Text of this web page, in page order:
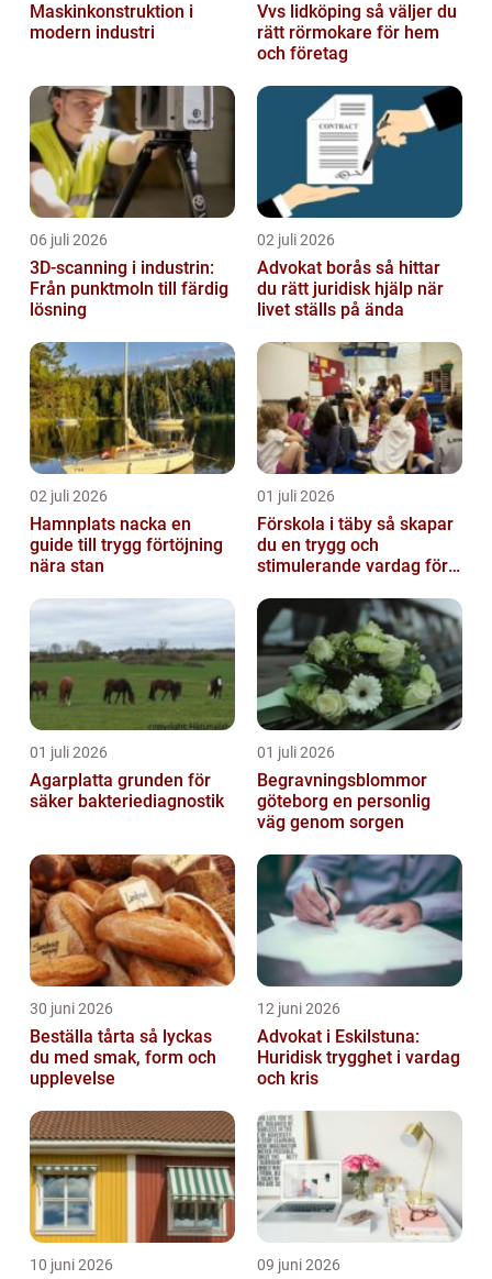
Maskinkonstruktion i
modern industri
Vvs lidköping så väljer du
rätt rörmokare för hem
och företag
06 juli 2026
3D-scanning i industrin:
Från punktmoln till färdig
lösning
02 juli 2026
Advokat borås så hittar
du rätt juridisk hjälp när
livet ställs på ända
02 juli 2026
Hamnplats nacka en
guide till trygg förtöjning
nära stan
01 juli 2026
Förskola i täby så skapar
du en trygg och
stimulerande vardag för
01 juli 2026
Agarplatta grunden för
säker bakteriediagnostik
01 juli 2026
Begravningsblommor
göteborg en personlig
väg genom sorgen
30 juni 2026
Beställa tårta så lyckas
du med smak, form och
upplevelse
12 juni 2026
Advokat i Eskilstuna:
Huridisk trygghet i vardag
och kris
10 juni 2026 09 juni 2026